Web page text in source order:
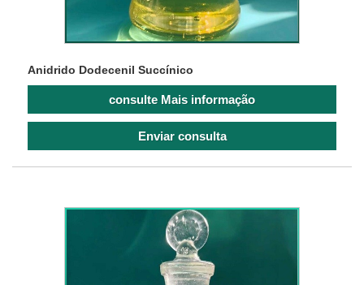
Anidrido Dodecenil Succínico
consulte Mais informação
Enviar consulta